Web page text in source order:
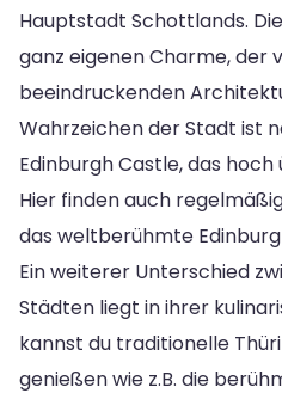
Hauptstadt Schottlands.
ganz eigenen Charme, der
beeindruckenden
Wahrzeichen der Stadt ist
Edinburgh Castle, das
Hier finden auch
das weltberühmte
Ein weiterer Unterschied
Städten liegt in ihrer
kannst du traditionelle
genießen wie z.B. die